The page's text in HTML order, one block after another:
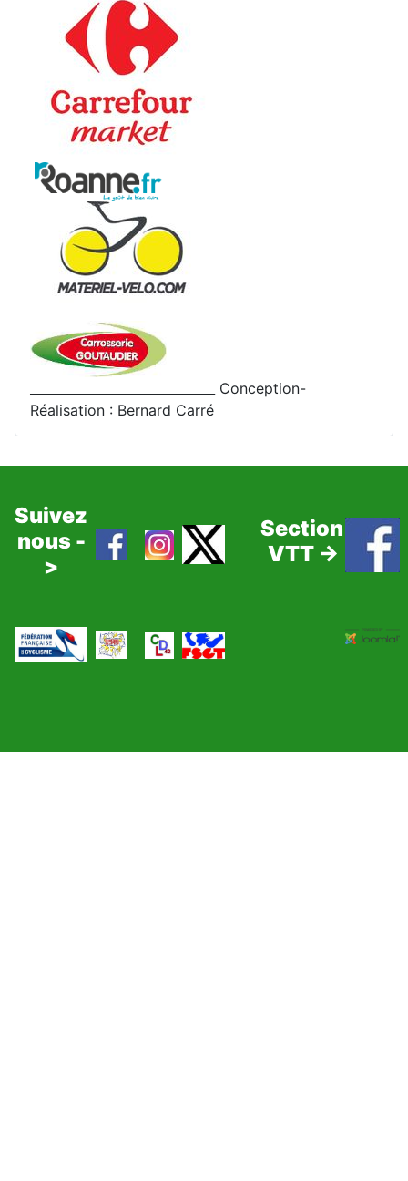
_____________________________ Conception-
Réalisation : Bernard Carré
Suivez
nous -
>
Section
VTT ->